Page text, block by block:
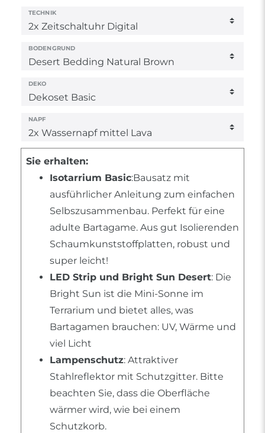
TECHNIK
BODENGRUND
DEKO
NAPF
Sie erhalten:
Isotarrium Basic:Bausatz mit
ausführlicher Anleitung zum einfachen
Selbszusammenbau. Perfekt für eine
adulte Bartagame. Aus gut Isolierenden
Schaumkunststoffplatten, robust und
super leicht!
LED Strip und Bright Sun Desert: Die
Bright Sun ist die Mini-Sonne im
Terrarium und bietet alles, was
Bartagamen brauchen: UV, Wärme und
viel Licht
Lampenschutz: Attraktiver
Stahlreflektor mit Schutzgitter. Bitte
beachten Sie, dass die Oberfläche
wärmer wird, wie bei einem
Schutzkorb.